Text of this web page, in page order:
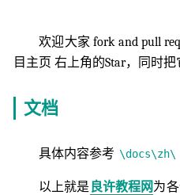
欢迎大家 fork and pull
目主页 右上角的Star，同时
文档
具体内容参考 \docs\zh\
以上就是 良许教程网为